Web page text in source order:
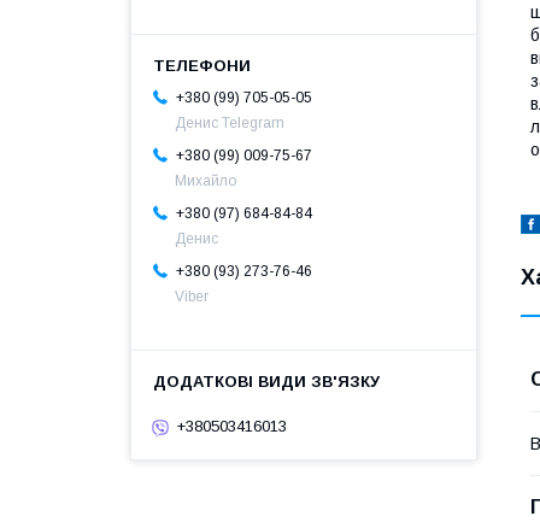
+380 (99) 705-05-05
Денис Telegram
+380 (99) 009-75-67
Михайло
+380 (97) 684-84-84
Денис
+380 (93) 273-76-46
Viber
+380503416013